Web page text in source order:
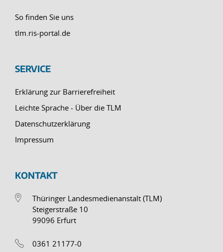
So finden Sie uns
tlm.ris-portal.de
SERVICE
Erklärung zur Barrierefreiheit
Leichte Sprache - Über die TLM
Datenschutzerklärung
Impressum
KONTAKT
Thüringer Landesmedienanstalt (TLM)
Steigerstraße 10
99096 Erfurt
0361 21177-0